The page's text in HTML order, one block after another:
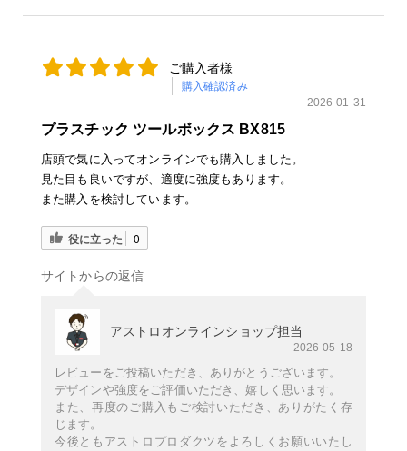
ご購入者様
購入確認済み
2026-01-31
プラスチック ツールボックス BX815
店頭で気に入ってオンラインでも購入しました。
見た目も良いですが、適度に強度もあります。
また購入を検討しています。
役に立った 0
サイトからの返信
アストロオンラインショップ担当
2026-05-18
レビューをご投稿いただき、ありがとうございます。
デザインや強度をご評価いただき、嬉しく思います。
また、再度のご購入もご検討いただき、ありがたく存
じます。
今後ともアストロプロダクツをよろしくお願いいたし